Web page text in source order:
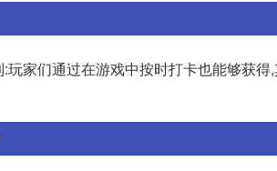
家们通过在游戏中按时打卡也能够获